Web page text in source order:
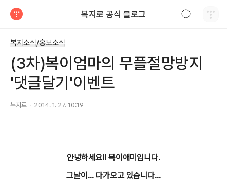
복지로 공식 블로그
복지소식/홍보소식
(3차)복이엄마의 무플절망방지
'댓글달기'이벤트
복지로 2014. 1. 27. 10:19
안녕하세요!! 복이애미입니다.
그날이... 다가오고 있습니다...